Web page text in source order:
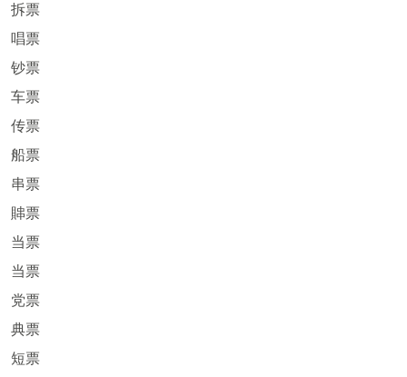
拆票
唱票
钞票
车票
传票
船票
串票
賗票
当票
当票
党票
典票
短票